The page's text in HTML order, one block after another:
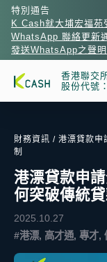
特別通告
K Cash就大埔宏福苑
WhatsApp 聯絡更新
發送WhatsApp之聲明
香港聯交
股份代號
財務資訊 / 港漂貸款申
制
港漂貸款申
何突破傳統
2025.10.27
#港漂, 高才通, 專才,